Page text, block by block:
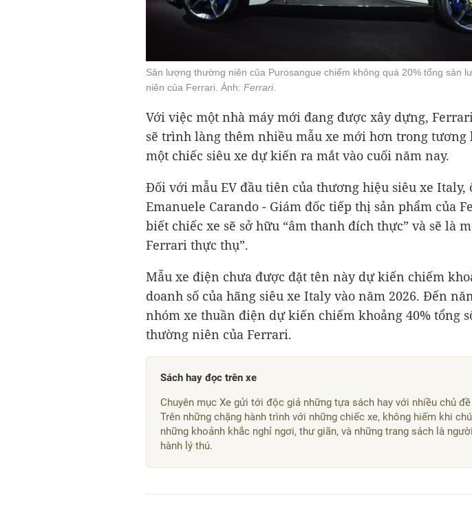
Sản lượng thường niên của Purosangue chiếm không quá 20% tổng sản
niên của Ferrari. Ảnh: Ferrari.
Với việc một nhà máy mới đang được xây dựng,
sẽ trình làng thêm nhiều mẫu xe mới hơn trong tương
một chiếc siêu xe dự kiến ra mắt vào cuối năm nay.
Đối với mẫu EV đầu tiên của thương hiệu siêu xe Italy,
Emanuele Carando - Giám đốc tiếp thị sản phẩm của
biết chiếc xe sẽ sở hữu “âm thanh đích thực” và sẽ là
Ferrari thực thụ”.
Mẫu xe điện chưa được đặt tên này dự kiến chiếm
doanh số của hãng siêu xe Italy vào năm 2026. Đến
nhóm xe thuần điện dự kiến chiếm khoảng 40% tổng
thường niên của Ferrari.
Sách hay đọc trên xe
Chuyên mục Xe gửi tới độc giả những tựa sách hay với nhiều chủ đề
Trên những chặng hành trình với những chiếc xe, không hiếm khi
những khoảnh khắc nghỉ ngơi, thư giãn, và những trang sách là
hành lý thú.